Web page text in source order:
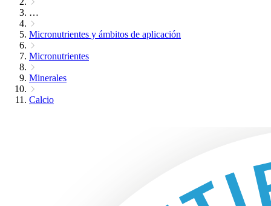
…
Micronutrientes y ámbitos de aplicación
Micronutrientes
Minerales
Calcio